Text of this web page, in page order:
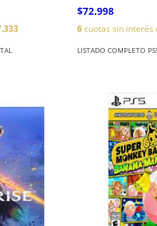
$72.998
6cuotas sin
LISTADO COMPLETO